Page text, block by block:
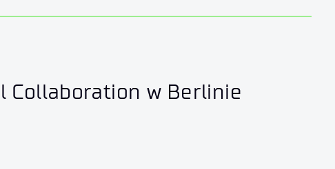
Collaboration w Berlinie